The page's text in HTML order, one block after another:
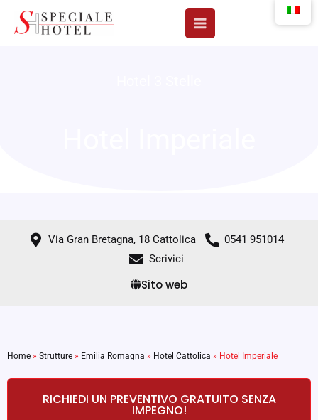
Via Gran Bretagna, 18 Cattolica
0541 951014
Scrivici
Sito web
Home » Strutture » Emilia Romagna » Hotel Cattolica » Hotel Imperiale
RICHIEDI UN PREVENTIVO GRATUITO SENZA
IMPEGNO!